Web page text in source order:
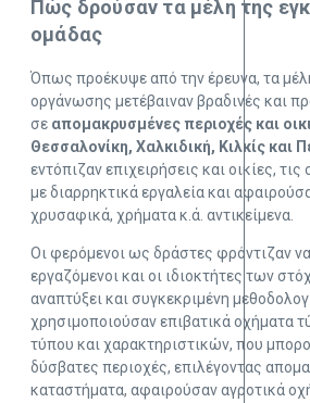
Πώς δρούσαν τα μέλη της
ομάδας
Όπως προέκυψε από την έρευνα, τα
οργάνωσης μετέβαιναν βραδινές και
σε απομακρυσμένες περιοχές και
Θεσσαλονίκη, Χαλκιδική, Κιλκίς και
εντόπιζαν επιχειρήσεις και οικίες,
με διαρρηκτικά εργαλεία και
χρυσαφικά, χρήματα κ.ά. αντικείμενα.
Οι φερόμενοι ως δράστες φρόντιζαν
εργαζόμενοι και οι ιδιοκτήτες των
αναπτύξει και συγκεκριμένη
χρησιμοποιούσαν επιβατικά οχήματα
τύπου και χαρακτηριστικών, που
δύσβατες περιοχές, επιλέγοντας
καταστήματα, αφαιρούσαν αγροτικά